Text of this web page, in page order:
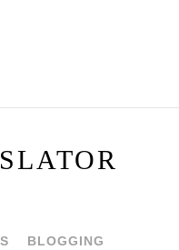
BLOGGING